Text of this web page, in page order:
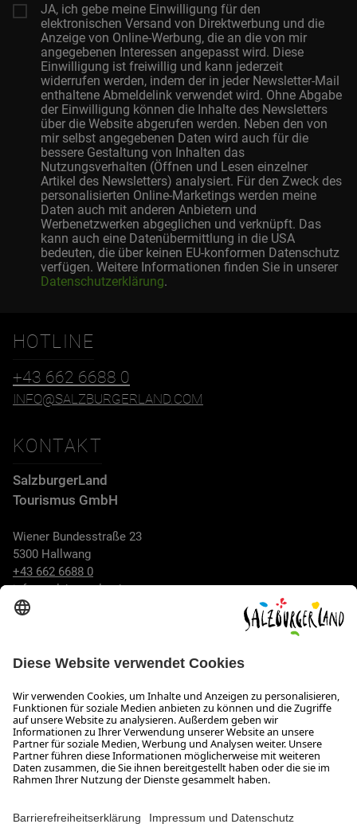
JA, ich gebe meine Einwilligung für den
elektronischen Versand von Direktwerbung und die
Anzeige von Online-Werbung, die an die von mir
angegebenen Interessen angepasst wird. Diese
Einwilligung ist freiwillig und kann jederzeit
widerrufen werden, indem der in jeder Newsletter-Mail
enthaltene Abmeldelink verwendet wird. Ohne Abgabe
der Einwilligung können die Inhalte des Newsletters
über die Website abgerufen werden. Neben den von
mir selbst angegebenen Daten wird auch für die
bessere Gestaltung von Inhalten das
Nutzungsverhalten (Öffnen und Lesen einzelner
Artikel des Newsletters) analysiert. Für den Zweck des
personalisierten Online-Marketings werden meine
Daten auch mit anderen Anbietern und
Werbenetzwerken abgeglichen und verknüpft. Das
kann auch eine Datenübermittlung in die USA
bedeuten, die über keinen EU-konformen Datenschutz
verfügen. Weitere Informationen finden Sie in unserer
Datenschutzerklärung.
HOTLINE
+43 662 6688 0
INFO@SALZBURGERLAND.COM
KONTAKT
SalzburgerLand
Tourismus GmbH
Wiener Bundesstraße 23
5300 Hallwang
+43 662 6688 0
info@salzburgerland.com
Wir freuen uns auf Ihre Anfrage!
Gerne stehen wir Ihnen von Montag bis Donnerstag von 08:00
bis 17:30 Uhr und am Freitag von 08:00 bis 17:00 Uhr zur
Verfügung.
Das Unternehmen Jobs Meeting- und Kongresslocations